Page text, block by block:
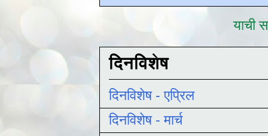
याची
दिनविशेष
दिनविशेष - एप्रिल
दिनविशेष - मार्च